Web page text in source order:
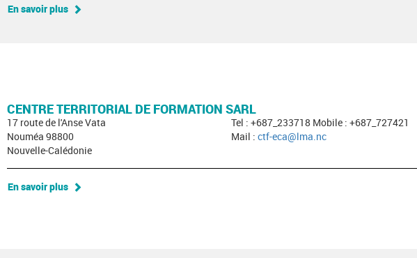
En savoir plus
CENTRE TERRITORIAL DE FORMATION SARL
17 route de l'Anse Vata
Nouméa 98800
Nouvelle-Calédonie
Tel : +687_233718 Mobile : +687_727421
Mail : ctf-eca@lma.nc
En savoir plus